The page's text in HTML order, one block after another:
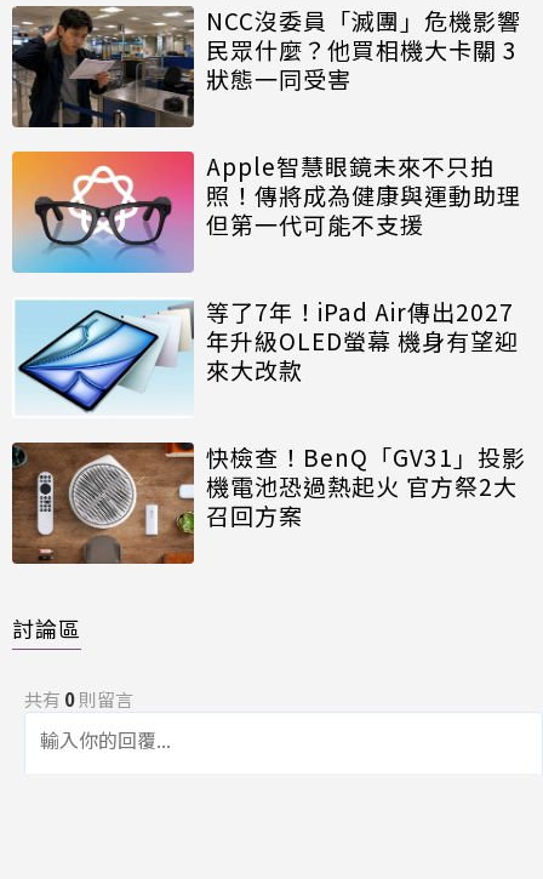
NCC沒委員「滅團」危機影響
民眾什麼？他買相機大卡關 3
狀態一同受害
Apple智慧眼鏡未來不只拍
照！傳將成為健康與運動助理
但第一代可能不支援
等了7年！iPad Air傳出2027
年升級OLED螢幕 機身有望迎
來大改款
快檢查！BenQ「GV31」投影
機電池恐過熱起火 官方祭2大
召回方案
討論區
共有 0則留言